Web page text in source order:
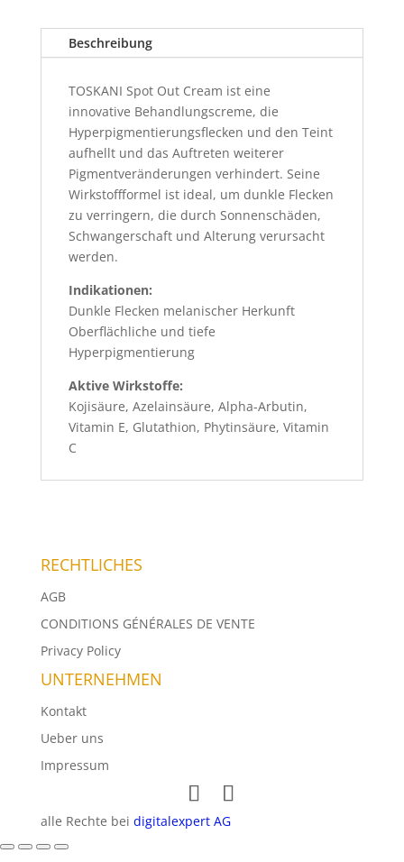
Beschreibung
TOSKANI Spot Out Cream ist eine
innovative Behandlungscreme, die
Hyperpigmentierungsflecken und den Teint
aufhellt und das Auftreten weiterer
Pigmentveränderungen verhindert. Seine
Wirkstoffformel ist ideal, um dunkle Flecken
zu verringern, die durch Sonnenschäden,
Schwangerschaft und Alterung verursacht
werden.
Indikationen:
Dunkle Flecken melanischer Herkunft
Oberflächliche und tiefe
Hyperpigmentierung
Aktive Wirkstoffe:
Kojisäure, Azelainsäure, Alpha-Arbutin,
Vitamin E, Glutathion, Phytinsäure, Vitamin
C
RECHTLICHES
AGB
CONDITIONS GÉNÉRALES DE VENTE
Privacy Policy
UNTERNEHMEN
Kontakt
Ueber uns
Impressum
alle Rechte bei digitalexpert AG